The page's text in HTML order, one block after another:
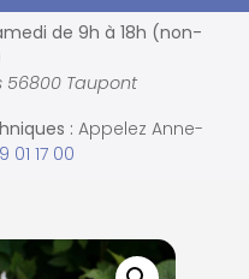
de 9h à 18h (non-
56800 Taupont
: Appelez Anne-
01 17 00